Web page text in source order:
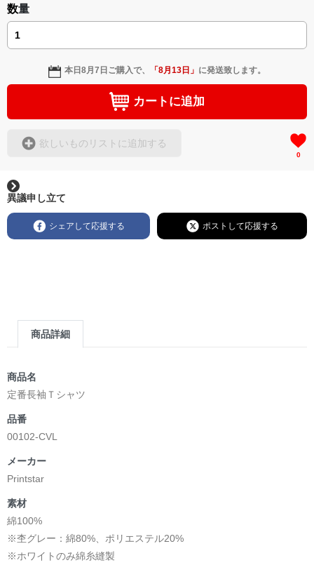
数量
本日8月7日 ご購入で、 「8月13日 」 に発送致します。
カートに追加
欲しいものリストに追加する
0
異議申し立て
シェアして応援する ポストして応援する
商品詳細
商品名
定番長袖Ｔシャツ
品番
00102-CVL
メーカー
Printstar
素材
綿100%
※杢グレー：綿80%、ポリエステル20%
※ホワイトのみ綿糸縫製